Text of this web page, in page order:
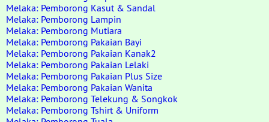
Melaka: Pemborong Kasut & Sandal
Melaka: Pemborong Lampin
Melaka: Pemborong Mutiara
Melaka: Pemborong Pakaian Bayi
Melaka: Pemborong Pakaian Kanak2
Melaka: Pemborong Pakaian Lelaki
Melaka: Pemborong Pakaian Plus Size
Melaka: Pemborong Pakaian Wanita
Melaka: Pemborong Telekung & Songkok
Melaka: Pemborong Tshirt & Uniform